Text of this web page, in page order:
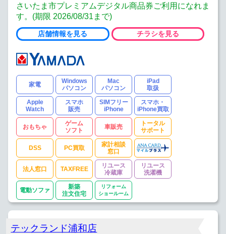
さいたま市プレミアムデジタル商品券ご利用になれま
す。(期限 2026/08/31まで)
店舗情報を見る チラシを見る
家電
Windows
パソコン
Mac
パソコン
iPad
取扱
Apple
Watch
スマホ
販売
SIMフリー
iPhone
スマホ・
iPhone買取
おもちゃ
ゲーム
ソフト
車販売
トータル
サポート
DSS PC買取
家計相談
窓口
法人窓口 TAXFREE
リユース
冷蔵庫
リユース
洗濯機
電動ソファ
新築
注文住宅
リフォーム
ショールーム
テックランド浦和店